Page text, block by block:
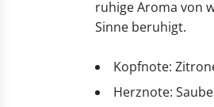
ruhige Aroma von
Sinne beruhigt.
Kopfnote:
Herznote: